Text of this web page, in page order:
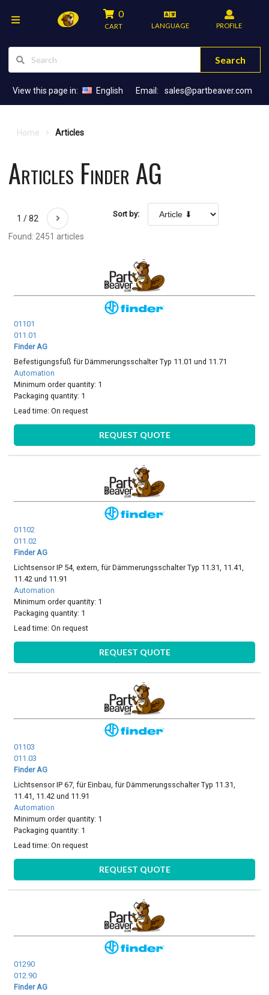
0
CART LANGUAGE PROFILE
Search
View this page in: English Email: sales@partbeaver.com
Home Articles
Articles Finder AG
1 / 82 Sort by:
Found: 2451 articles
01101
011.01
Finder AG
Befestigungsfuß für Dämmerungsschalter Typ 11.01 und 11.71
Automation
Minimum order quantity: 1
Packaging quantity: 1
Lead time:On request
REQUEST QUOTE
01102
011.02
Finder AG
Lichtsensor IP 54, extern, für Dämmerungsschalter Typ 11.31, 11.41,
11.42 und 11.91
Automation
Minimum order quantity: 1
Packaging quantity: 1
Lead time:On request
REQUEST QUOTE
01103
011.03
Finder AG
Lichtsensor IP 67, für Einbau, für Dämmerungsschalter Typ 11.31,
11.41, 11.42 und 11.91
Automation
Minimum order quantity: 1
Packaging quantity: 1
Lead time:On request
REQUEST QUOTE
01290
012.90
Finder AG